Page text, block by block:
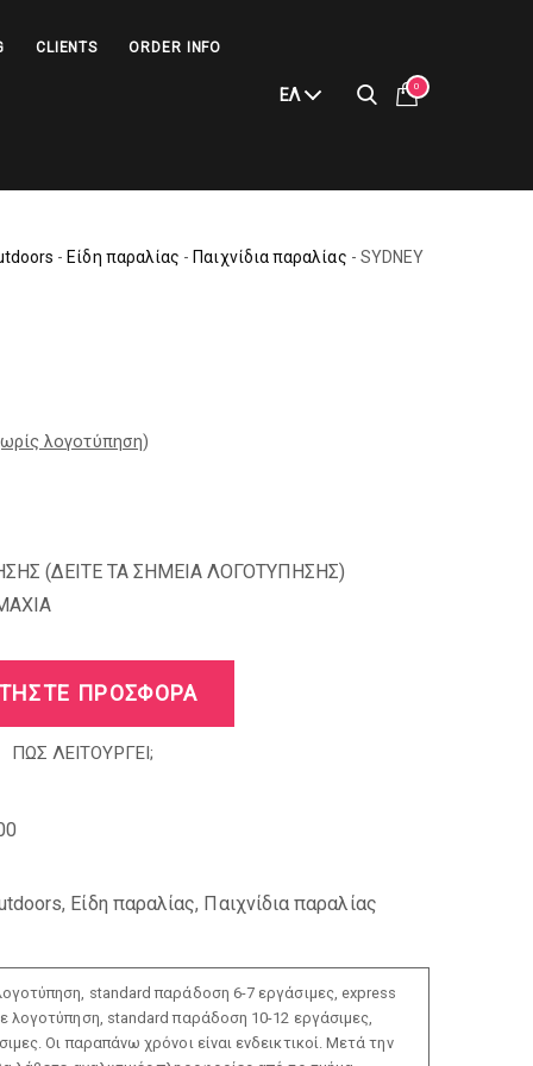
CLIENTS ORDER INFO
ΕΛ 0
- Είδη παραλίας - Παιχνίδια παραλίας - SYDNEY
λογοτύπηση)
(ΔΕΙΤΕ ΤΑ ΣΗΜΕΙΑ ΛΟΓΟΤΥΠΗΣΗΣ)
ΠΡΟΣΦΟΡΑ
ΠΩΣ ΛΕΙΤΟΥΡΓΕΙ;
, Είδη παραλίας, Παιχνίδια παραλίας
standard παράδοση 6-7 εργάσιμες, express
λογοτύπηση, standard παράδοση 10-12 εργάσιμες,
Οι παραπάνω χρόνοι είναι ενδεικτικοί. Μετά την